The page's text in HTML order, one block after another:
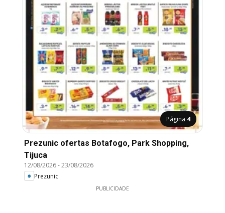
Página 4
Prezunic ofertas Botafogo, Park Shopping,
Tijuca
12/08/2026-23/08/2026
Prezunic
PUBLICIDADE